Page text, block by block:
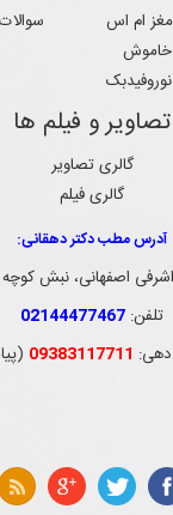
ام اس
خاموش
تصاویر و فیلم ها
گالری تصاویر
گالری فیلم
آدرس مطب دکتر دهقانی:
اصفهانی، نبش کوچه نهم،
تلفن: 02144477467
09383117711